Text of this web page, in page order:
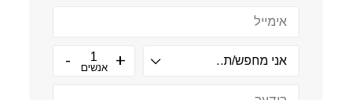
אנשים